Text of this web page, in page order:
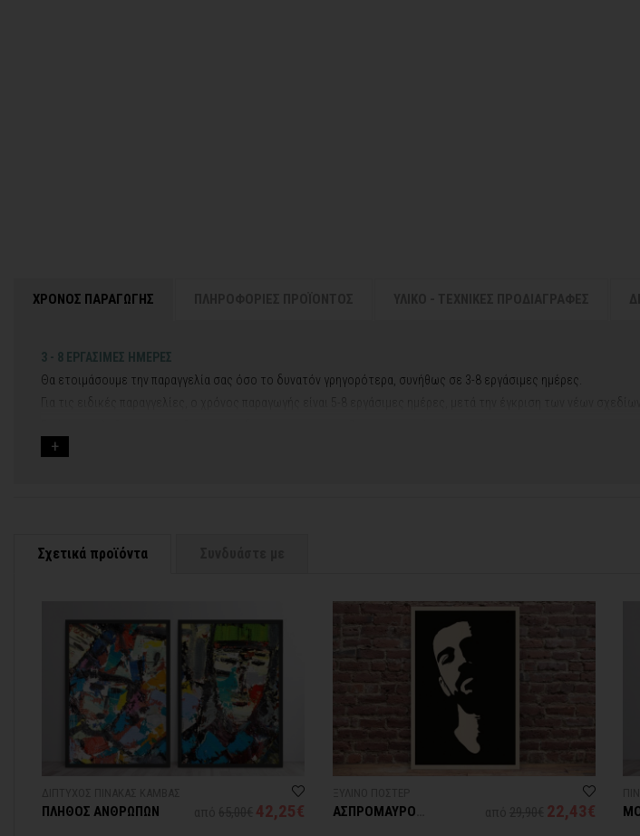
ΧΡΟΝΟΣ ΠΑΡΑΓΩΓΗΣ
3 - 8 ΕΡΓΑΣΙΜΕΣ ΗΜΕΡΕΣ
Θα ετοιμάσουμε την παραγγελία σας όσο το δυνατόν γρηγορότερα, συνήθως σε 3-8 εργάσιμες ημέρες.
Εάν η αποστολή πραγματοποιείται κατά τη διάρκεια μεγάλων εορτών ή αργιών ή καλοκαιρινών διακοπών, μπορεί
Σχετικά προϊόντα
ΠΛΗΘΟΣ ΑΝΘΡΩΠΩΝ 42,25€
ΑΣΠΡΟΜΑΥΡΟ
22,43€